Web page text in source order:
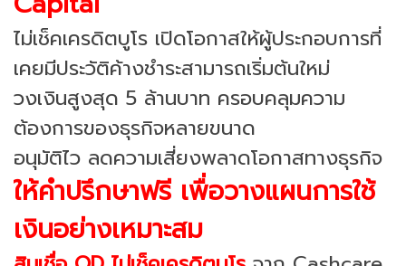
ไม่เช็คเครดิตบูโร เปิดโอกาสให้ผู้ประกอบการที่
เคยมีประวัติค้างชำระสามารถเริ่มต้นใหม่
วงเงินสูงสุด 5 ล้านบาท ครอบคลุมความ
ต้องการของธุรกิจหลายขนาด
อนุมัติไว ลดความเสี่ยงพลาดโอกาสทางธุรกิจ
ให้คำปรึกษาฟรี เพื่อวางแผนการใช้
เงินอย่างเหมาะสม